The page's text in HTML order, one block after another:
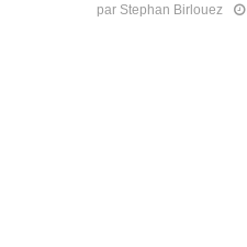
par Stephan Birlouez